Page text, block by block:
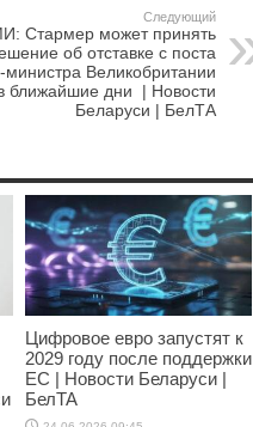
Следующий
Стармер может принять
об отставке с поста
Великобритании
ближайшие дни | Новости
Беларуси | БелТА
Цифровое евро запустят к
2029 году после поддержки
ЕС | Новости Беларуси |
БелТА